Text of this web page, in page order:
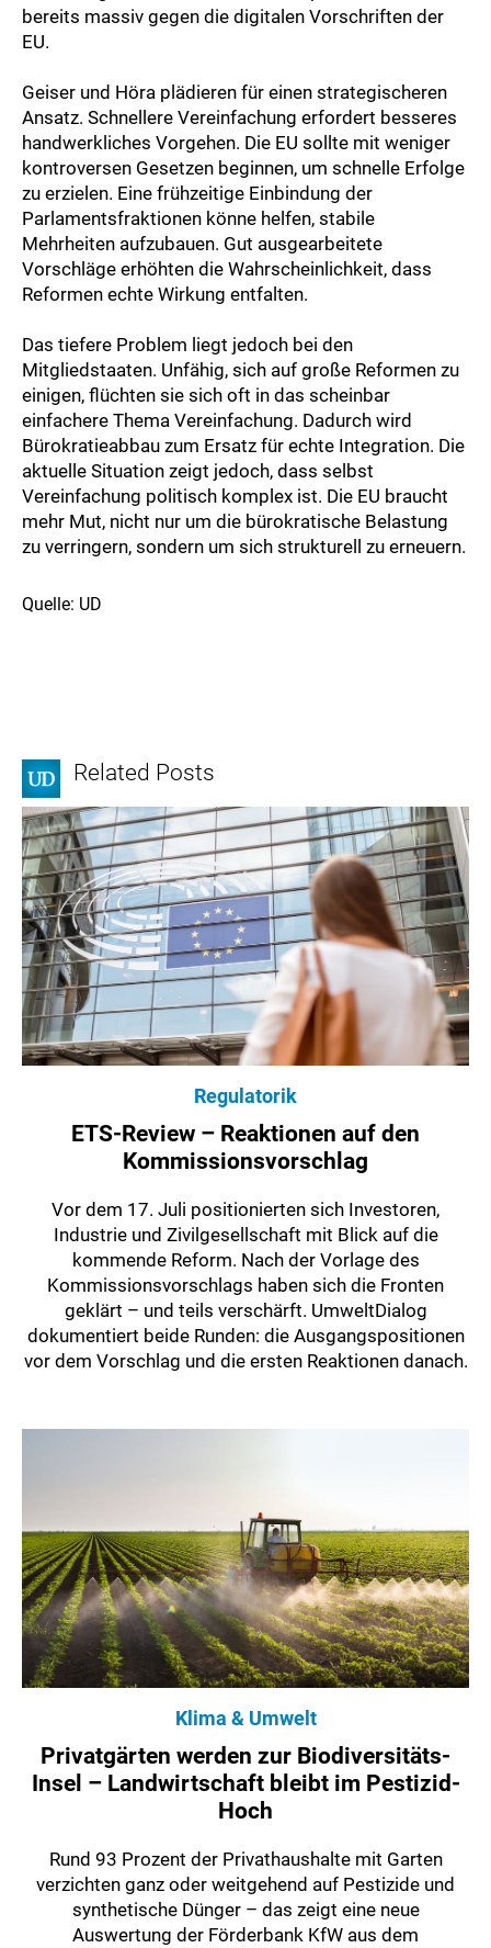
bereits massiv gegen die digitalen Vorschriften der
EU.
Geiser und Höra plädieren für einen strategischeren
Ansatz. Schnellere Vereinfachung erfordert besseres
handwerkliches Vorgehen. Die EU sollte mit weniger
kontroversen Gesetzen beginnen, um schnelle Erfolge
zu erzielen. Eine frühzeitige Einbindung der
Parlamentsfraktionen könne helfen, stabile
Mehrheiten aufzubauen. Gut ausgearbeitete
Vorschläge erhöhten die Wahrscheinlichkeit, dass
Reformen echte Wirkung entfalten.
Das tiefere Problem liegt jedoch bei den
Mitgliedstaaten. Unfähig, sich auf große Reformen zu
einigen, flüchten sie sich oft in das scheinbar
einfachere Thema Vereinfachung. Dadurch wird
Bürokratieabbau zum Ersatz für echte Integration. Die
aktuelle Situation zeigt jedoch, dass selbst
Vereinfachung politisch komplex ist. Die EU braucht
mehr Mut, nicht nur um die bürokratische Belastung
zu verringern, sondern um sich strukturell zu erneuern.
Quelle: UD
Related Posts
Regulatorik
ETS-Review – Reaktionen auf den
Kommissionsvorschlag
Vor dem 17. Juli positionierten sich Investoren,
Industrie und Zivilgesellschaft mit Blick auf die
kommende Reform. Nach der Vorlage des
Kommissionsvorschlags haben sich die Fronten
geklärt – und teils verschärft. UmweltDialog
dokumentiert beide Runden: die Ausgangspositionen
vor dem Vorschlag und die ersten Reaktionen danach.
Klima & Umwelt
Privatgärten werden zur Biodiversitäts-
Insel – Landwirtschaft bleibt im Pestizid-
Hoch
Rund 93 Prozent der Privathaushalte mit Garten
verzichten ganz oder weitgehend auf Pestizide und
synthetische Dünger – das zeigt eine neue
Auswertung der Förderbank KfW aus dem